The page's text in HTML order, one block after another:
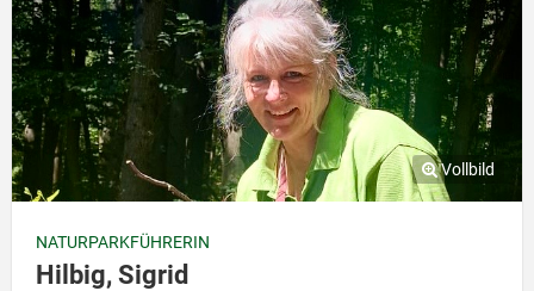
NATURPARKFÜHRERIN
Hilbig, Sigrid